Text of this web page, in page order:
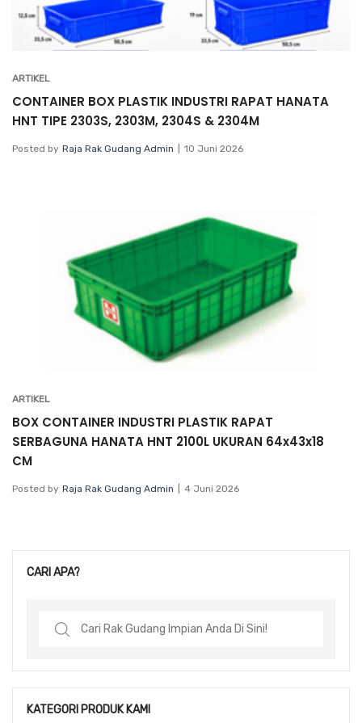
ARTIKEL
CONTAINER BOX PLASTIK INDUSTRI RAPAT HANATA
HNT TIPE 2303S, 2303M, 2304S & 2304M
Posted by Raja Rak Gudang Admin 10 Juni 2026
ARTIKEL
BOX CONTAINER INDUSTRI PLASTIK RAPAT
SERBAGUNA HANATA HNT 2100L UKURAN 64x43x18
CM
Posted by Raja Rak Gudang Admin 4 Juni 2026
CARI APA?
Search
KATEGORI PRODUK KAMI